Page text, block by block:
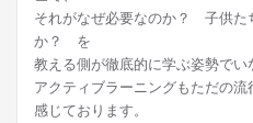
それがなぜ必要なのか？ 子供た
か？ を
教える側が徹底的に学ぶ姿勢でい
アクティブラーニングもただの
感じております。